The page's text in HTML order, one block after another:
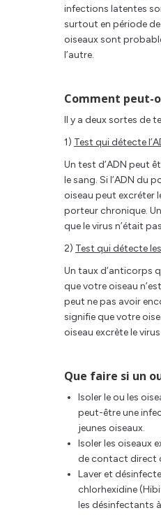
infections latentes
surtout en période
oiseaux sont
l’autre.
Comment peut-
Il y a deux sortes de
1) Test qui détecte
Un test d’ADN peut
le sang. Si l’ADN du
oiseau peut excréter
porteur chronique.
que le virus n’était
2) Test qui détecte
Un taux d’anticorps
que votre oiseau
peut ne pas avoir
signifie que votre
oiseau excrète le
Que faire si un
Isoler le ou les
peut-être une
jeunes oiseaux.
Isoler les oiseaux
de contact direct
Laver et
chlorhexidine
les désinfectants